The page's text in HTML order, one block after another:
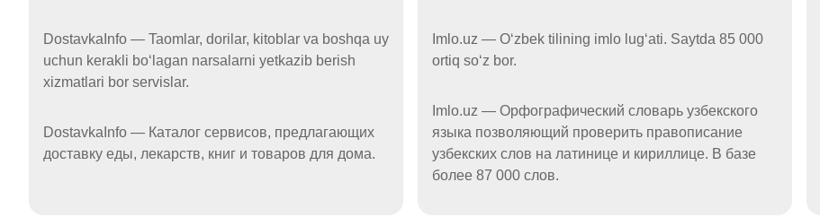
DostavkaInfo — Taomlar, dorilar, kitoblar va boshqa uy
uchun kerakli boʻlagan narsalarni yetkazib berish
xizmatlari bor servislar.
DostavkaInfo — Каталог сервисов, предлагающих
доставку еды, лекарств, книг и товаров для дома.
Imlo.uz — Oʻzbek tilining imlo lugʻati. Saytda 85 000
ortiq soʻz bor.
Imlo.uz — Орфографический словарь узбекского
языка позволяющий проверить правописание
узбекских слов на латинице и кириллице. В базе
более 87 000 слов.